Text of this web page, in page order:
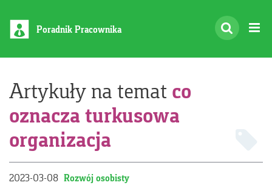
Poradnik Pracownika
Artykuły na temat co
oznacza turkusowa
organizacja
2023-03-08 Rozwój osobisty